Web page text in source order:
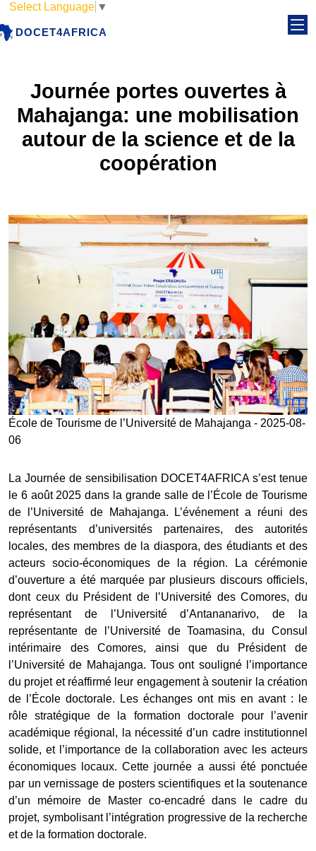
Select Language ▼
DOCET4AFRICA
Journée portes ouvertes à
Mahajanga: une mobilisation
autour de la science et de la
coopération
École de Tourisme de l’Université de Mahajanga - 2025-08-
06
La Journée de sensibilisation DOCET4AFRICA s’est tenue
le 6 août 2025 dans la grande salle de l’École de Tourisme
de l’Université de Mahajanga. L’événement a réuni des
représentants d’universités partenaires, des autorités
locales, des membres de la diaspora, des étudiants et des
acteurs socio-économiques de la région. La cérémonie
d’ouverture a été marquée par plusieurs discours officiels,
dont ceux du Président de l’Université des Comores, du
représentant de l’Université d’Antananarivo, de la
représentante de l’Université de Toamasina, du Consul
intérimaire des Comores, ainsi que du Président de
l’Université de Mahajanga. Tous ont souligné l’importance
du projet et réaffirmé leur engagement à soutenir la création
de l’École doctorale. Les échanges ont mis en avant : le
rôle stratégique de la formation doctorale pour l’avenir
académique régional, la nécessité d’un cadre institutionnel
solide, et l’importance de la collaboration avec les acteurs
économiques locaux. Cette journée a aussi été ponctuée
par un vernissage de posters scientifiques et la soutenance
d’un mémoire de Master co-encadré dans le cadre du
projet, symbolisant l’intégration progressive de la recherche
et de la formation doctorale.